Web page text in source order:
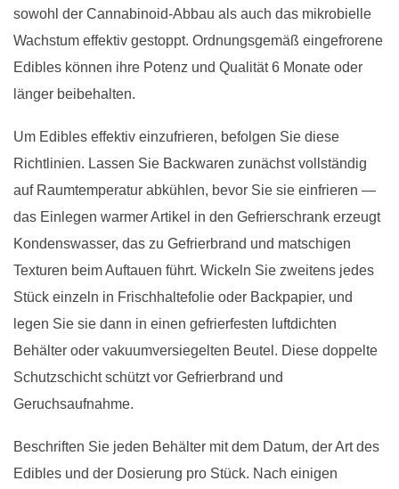
sowohl der Cannabinoid-Abbau als auch das mikrobielle
Wachstum effektiv gestoppt. Ordnungsgemäß eingefrorene
Edibles können ihre Potenz und Qualität 6 Monate oder
länger beibehalten.
Um Edibles effektiv einzufrieren, befolgen Sie diese
Richtlinien. Lassen Sie Backwaren zunächst vollständig
auf Raumtemperatur abkühlen, bevor Sie sie einfrieren —
das Einlegen warmer Artikel in den Gefrierschrank erzeugt
Kondenswasser, das zu Gefrierbrand und matschigen
Texturen beim Auftauen führt. Wickeln Sie zweitens jedes
Stück einzeln in Frischhaltefolie oder Backpapier, und
legen Sie sie dann in einen gefrierfesten luftdichten
Behälter oder vakuumversiegelten Beutel. Diese doppelte
Schutzschicht schützt vor Gefrierbrand und
Geruchsaufnahme.
Beschriften Sie jeden Behälter mit dem Datum, der Art des
Edibles und der Dosierung pro Stück. Nach einigen